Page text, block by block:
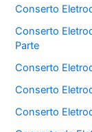
Conserto
Conserto
Parte
Conserto
Conserto
Conserto